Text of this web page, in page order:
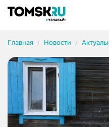
Главная Новости